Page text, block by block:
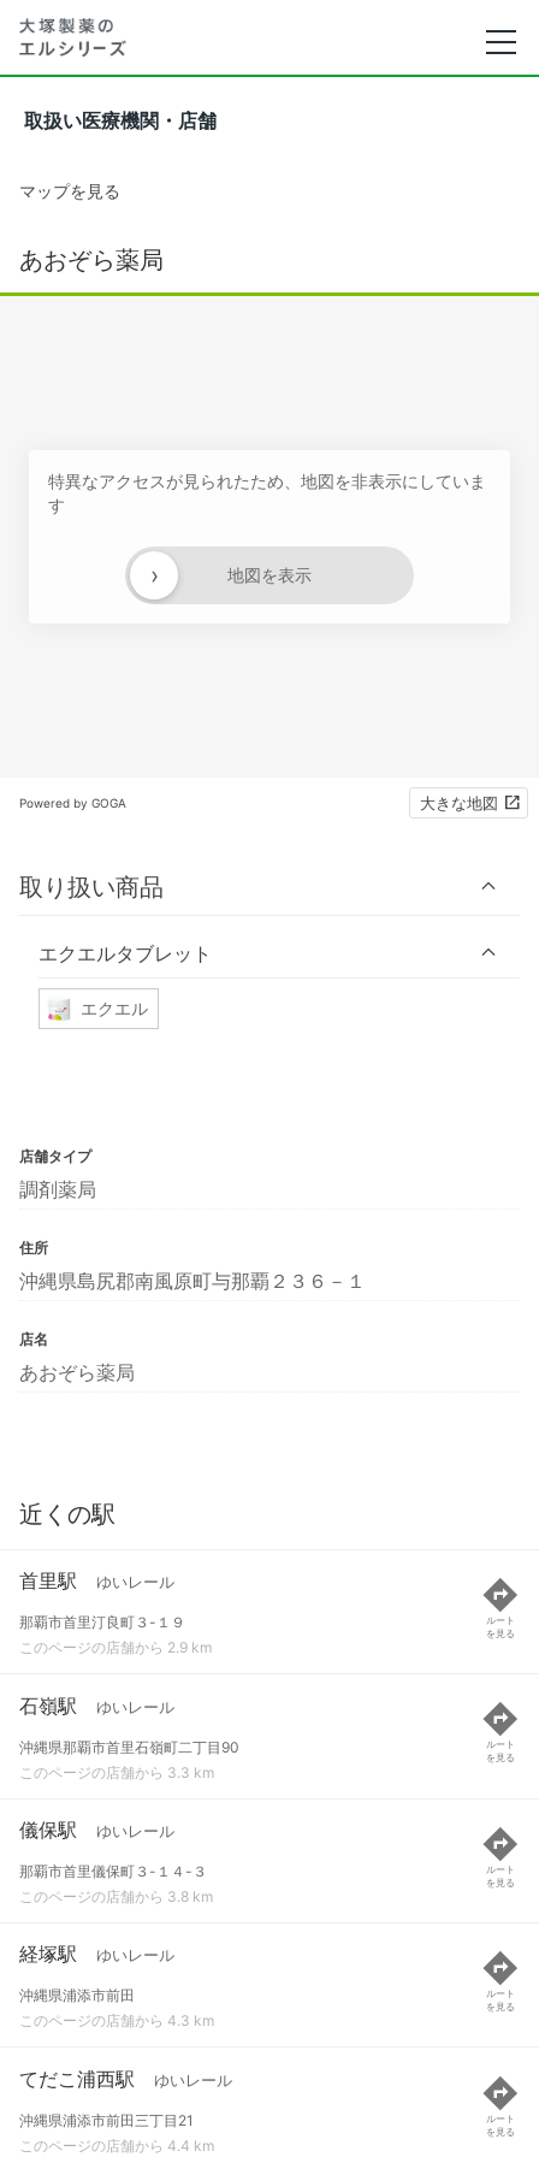
取扱い医療機関・店舗
マップを見る
あおぞら薬局
特異なアクセスが見られたため、地図を非表示にしていま
す
地図を表示
›
Powered by GOGA 大きな地図
取り扱い商品
エクエルタブレット
エクエル
店舗タイプ
調剤薬局
住所
沖縄県島尻郡南風原町与那覇２３６－１
店名
あおぞら薬局
近くの駅
首里駅 ゆいレール
那覇市首里汀良町３-１９
このページの店舗から 2.9 km
ルート
を見る
石嶺駅 ゆいレール
沖縄県那覇市首里石嶺町二丁目90
このページの店舗から 3.3 km
ルート
を見る
儀保駅 ゆいレール
那覇市首里儀保町３-１４-３
このページの店舗から 3.8 km
ルート
を見る
経塚駅 ゆいレール
沖縄県浦添市前田
このページの店舗から 4.3 km
ルート
を見る
てだこ浦西駅 ゆいレール
沖縄県浦添市前田三丁目21
このページの店舗から 4.4 km
ルート
を見る